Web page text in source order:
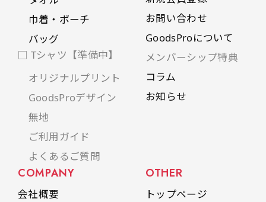
巾着・ポーチ
バッグ
□ Tシャツ【準備中】
オリジナルプリント
GoodsProデザイン
無地
ご利用ガイド
よくあるご質問
お問い合わせ
GoodsProについて
メンバーシップ特典
コラム
お知らせ
COMPANY
会社概要
OTHER
トップページ